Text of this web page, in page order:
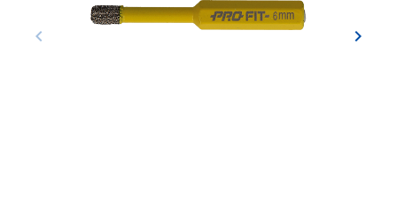
Vorige
keyboard_arrow_left keyboard_arrow_right